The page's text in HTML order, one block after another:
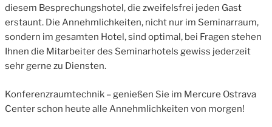
diesem Besprechungshotel, die zweifelsfrei jeden Gast
erstaunt. Die Annehmlichkeiten, nicht nur im Seminarraum,
sondern im gesamten Hotel, sind optimal, bei Fragen stehen
Ihnen die Mitarbeiter des Seminarhotels gewiss jederzeit
sehr gerne zu Diensten.
Konferenzraumtechnik – genießen Sie im Mercure Ostrava
Center schon heute alle Annehmlichkeiten von morgen!